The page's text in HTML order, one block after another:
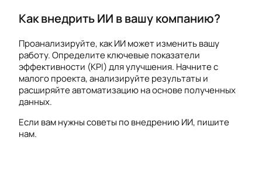
Как внедрить ИИ в вашу компанию?
Проанализируйте, как ИИ может изменить вашу
работу. Определите ключевые показатели
эффективности (KPI) для улучшения. Начните с
малого проекта, анализируйте результаты и
расширяйте автоматизацию на основе полученных
данных.
Если вам нужны советы по внедрению ИИ, пишите
нам.